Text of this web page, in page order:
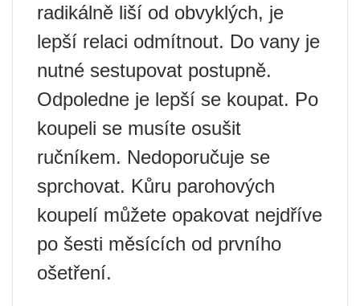
radikálně liší od obvyklých, je
lepší relaci odmítnout. Do vany je
nutné sestupovat postupně.
Odpoledne je lepší se koupat. Po
koupeli se musíte osušit
ručníkem. Nedoporučuje se
sprchovat. Kůru parohových
koupelí můžete opakovat nejdříve
po šesti měsících od prvního
ošetření.